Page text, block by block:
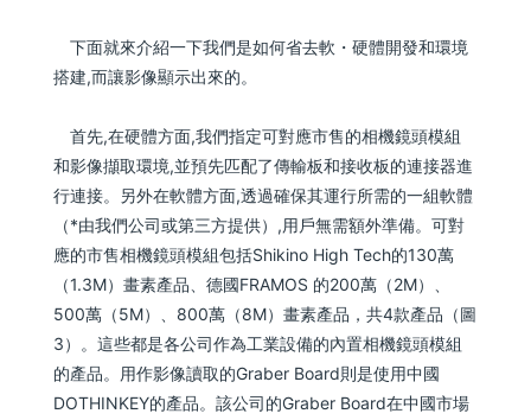
下面就來介紹一下我們是如何省去軟・硬體開發和環境
搭建,而讓影像顯示出來的。
首先,在硬體方面,我們指定可對應市售的相機鏡頭模組
和影像擷取環境,並預先匹配了傳輸板和接收板的連接器進
行連接。另外在軟體方面,透過確保其運行所需的一組軟體
（*由我們公司或第三方提供）,用戶無需額外準備。可對
應的市售相機鏡頭模組包括Shikino High Tech的130萬
（1.3M）畫素產品、德國FRAMOS 的200萬（2M）、
500萬（5M）、800萬（8M）畫素產品，共4款產品（圖
3）。這些都是各公司作為工業設備的內置相機鏡頭模組
的產品。用作影像讀取的Graber Board則是使用中國
DOTHINKEY的產品。該公司的Graber Board在中國市場